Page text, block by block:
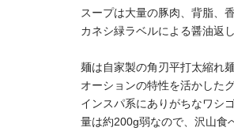
スープは大量の豚肉、背脂、
カネシ緑ラベルによる醤油返
麺は自家製の角刃平打太縮れ麺
オーションの特性を活かした
インスパ系にありがちなワシ
量は約200g弱なので、沢山食